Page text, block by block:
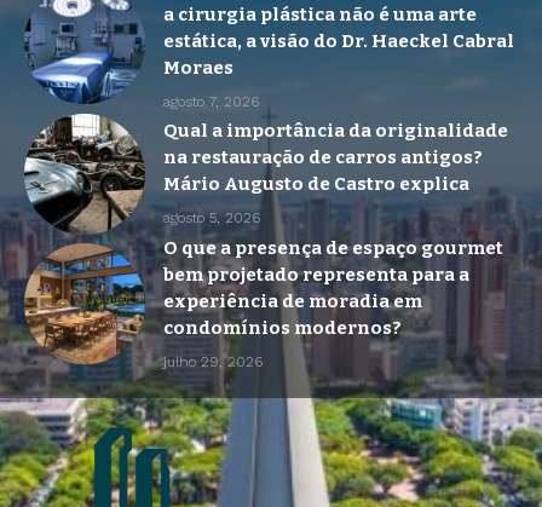
a cirurgia plástica não é uma arte
estática, a visão do Dr. Haeckel Cabral
Moraes
agosto 7, 2026
Qual a importância da originalidade
na restauração de carros antigos?
Mário Augusto de Castro explica
agosto 5, 2026
O que a presença de espaço gourmet
bem projetado representa para a
experiência de moradia em
condomínios modernos?
julho 29, 2026